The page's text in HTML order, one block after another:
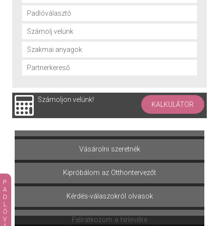
Padlóválasztó
Számolj velünk
Szakmai anyagok
Partnerkereső
Számoljon velünk!
KALKULÁTOR
Vásárolni szeretnék
Kipróbálom az Otthontervezőt
Kérdés-válaszokról olvasok
Feliratkozom a hírlevélre